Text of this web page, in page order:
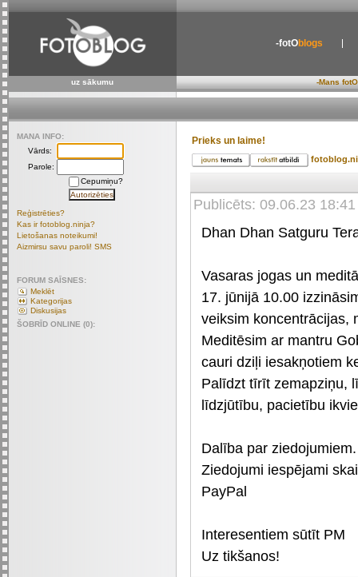
-fotOblogs
uz sākumu -Mans
Prieks un laime!
Publicēts: 09.06.23 18:41
Dhan Dhan Satguru
Vasaras jogas un
17. jūnijā 10.00
veiksim koncentrācijas,
Meditēsim ar mantru
cauri dziļi iesakņotiem
Palīdzt tīrīt zemapziņu,
līdzjūtību, pacietību
Dalība par ziedojumiem.
Ziedojumi iespējami
PayPal
Interesentiem sūtīt PM
Uz tikšanos!
MANA INFO:
Vārds:
Parole:
Cepumiņu?
Reģistrēties?
Kas ir fotoblog.ninja?
Lietošanas noteikumi!
Aizmirsu savu paroli! SMS
FORUM SAĪSNES:
Meklēt
Kategorijas
Diskusijas
ŠOBRĪD ONLINE (0):